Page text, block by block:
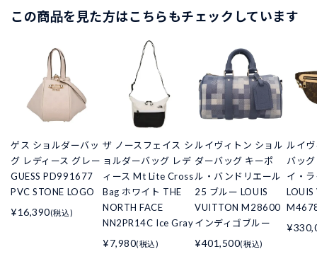
この商品を見た方はこちらもチェックしています
ゲス ショルダーバッ
グ レディース グレー
GUESS PD991677
PVC STONE LOGO
¥16,390(税込)
ザ ノースフェイス シ
ョルダーバッグ レデ
ィース Mt Lite Cross
Bag ホワイト THE
NORTH FACE
NN2PR14C Ice Gray
¥7,980(税込)
ルイヴィトン ショル
ダーバッグ キーポ
ル・バンドリエール
25 ブルー LOUIS
VUITTON M28600
インディゴブルー
¥401,500(税込)
ルイ
バッ
イ・